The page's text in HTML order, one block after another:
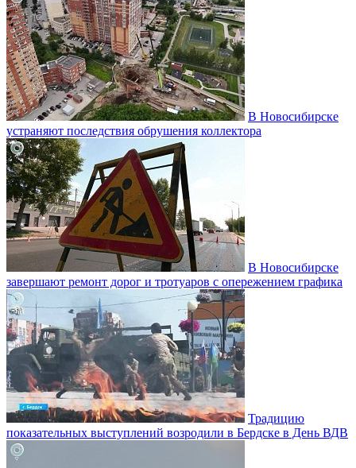
В Новосибирске
устраняют последствия обрушения коллектора
В Новосибирске
завершают ремонт дорог и тротуаров с опережением графика
Традицию
показательных выступлений возродили в Бердске в День ВДВ